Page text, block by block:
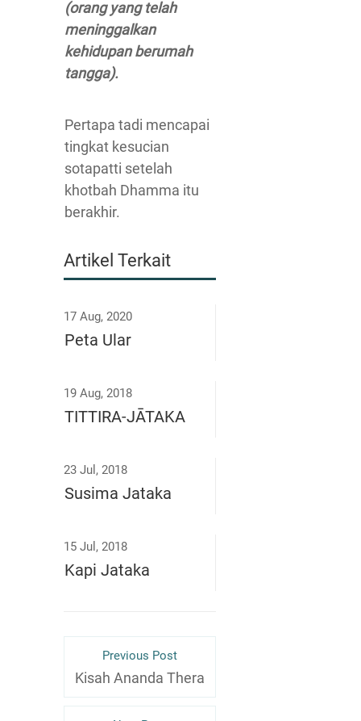
(orang yang telah
meninggalkan
kehidupan berumah
tangga).
Pertapa tadi mencapai
tingkat kesucian
sotapatti setelah
khotbah Dhamma itu
berakhir.
Artikel Terkait
17 Aug, 2020
Peta Ular
19 Aug, 2018
TITTIRA-JĀTAKA
23 Jul, 2018
Susima Jataka
15 Jul, 2018
Kapi Jataka
Previous Post
Kisah Ananda Thera